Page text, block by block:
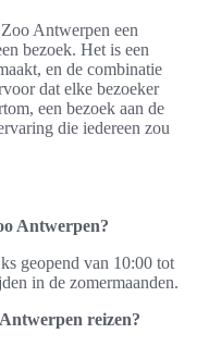
Antwerpen een
bezoek. Het is een
en de combinatie
dat elke bezoeker
een bezoek aan de
die iedereen zou
Antwerpen?
geopend van 10:00 tot
in de zomermaanden.
reizen?